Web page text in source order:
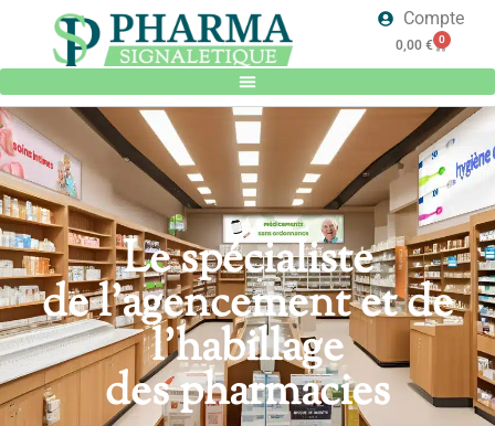
Compte
0,00 € 0
Le spécialiste
de l'agencement et de
l'habillage
des pharmacies